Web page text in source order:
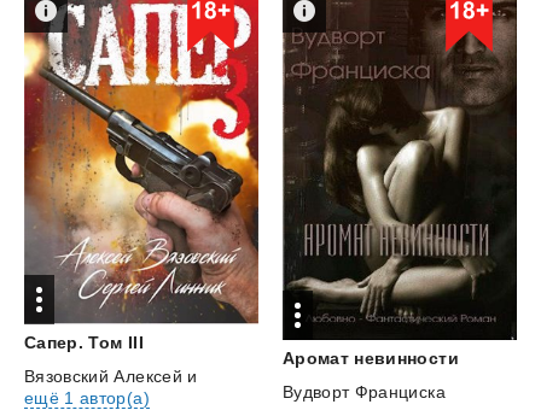
Сапер. Том III
Вязовский Алексей и
ещё 1 автор(а)
Аромат невинности
Вудворт Франциска